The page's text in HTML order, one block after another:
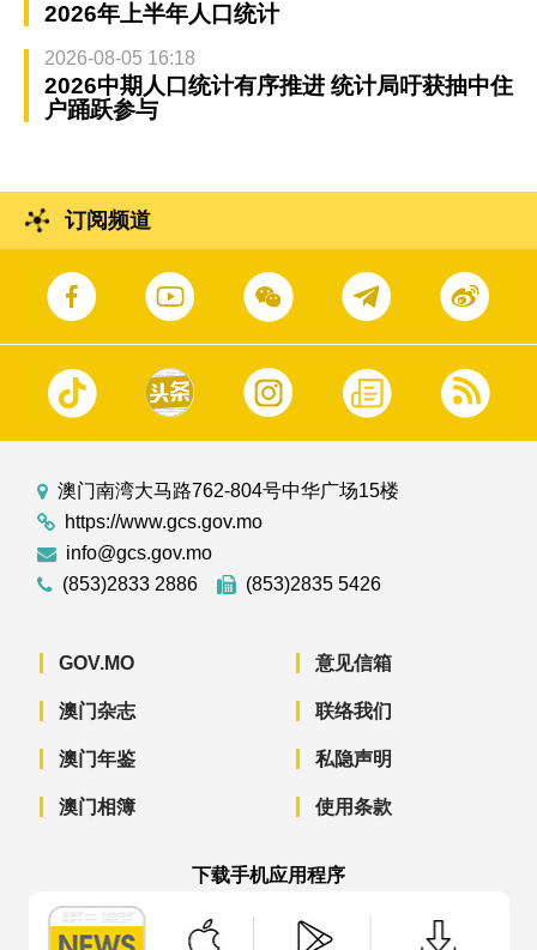
2026年上半年人口统计
2026-08-05 16:18
2026中期人口统计有序推进 统计局吁获抽中住
户踊跃参与
订阅频道
澳门南湾大马路762-804号中华广场15楼
https://www.gcs.gov.mo
info@gcs.gov.mo
(853)2833 2886
(853)2835 5426
GOV.MO
澳门杂志
澳门年鉴
澳门相簿
意见信箱
联络我们
私隐声明
使用条款
下载手机应用程序